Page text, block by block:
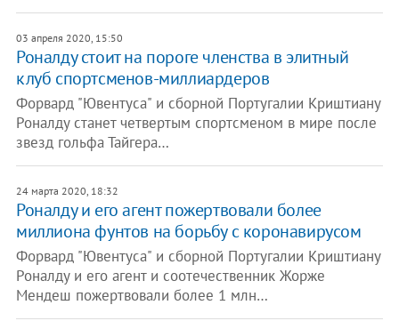
03 апреля 2020, 15:50
Роналду стоит на пороге членства в элитный
клуб спортсменов-миллиардеров
Форвард "Ювентуса" и сборной Португалии Криштиану
Роналду станет четвертым спортсменом в мире после
звезд гольфа Тайгера…
24 марта 2020, 18:32
Роналду и его агент пожертвовали более
миллиона фунтов на борьбу с коронавирусом
Форвард "Ювентуса" и сборной Португалии Криштиану
Роналду и его агент и соотечественник Жорже
Мендеш пожертвовали более 1 млн…